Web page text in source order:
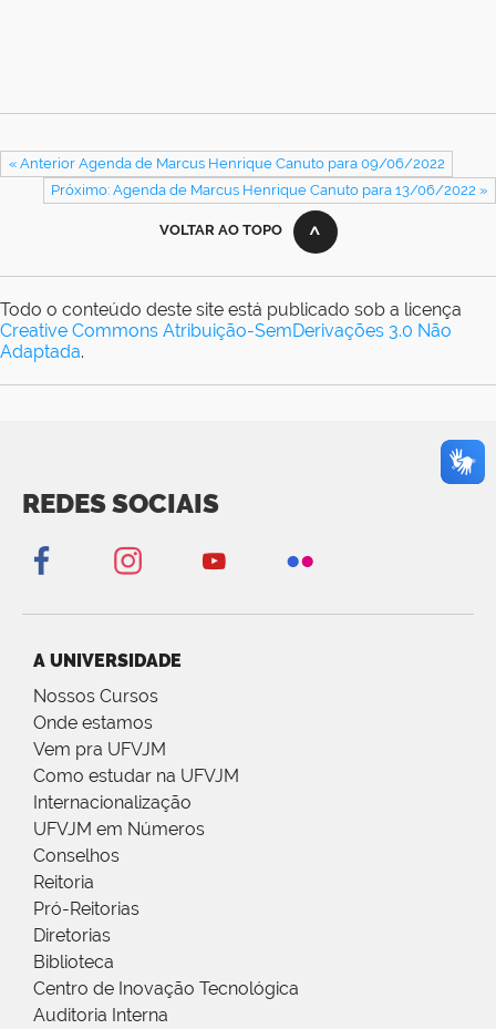
« Anterior Agenda de Marcus Henrique Canuto para 09/06/2022
Próximo: Agenda de Marcus Henrique Canuto para 13/06/2022 »
VOLTAR AO TOPO
Todo o conteúdo deste site está publicado sob a licença
Creative Commons Atribuição-SemDerivações 3.0 Não
Adaptada.
REDES SOCIAIS
A UNIVERSIDADE
Nossos Cursos
Onde estamos
Vem pra UFVJM
Como estudar na UFVJM
Internacionalização
UFVJM em Números
Conselhos
Reitoria
Pró-Reitorias
Diretorias
Biblioteca
Centro de Inovação Tecnológica
Auditoria Interna